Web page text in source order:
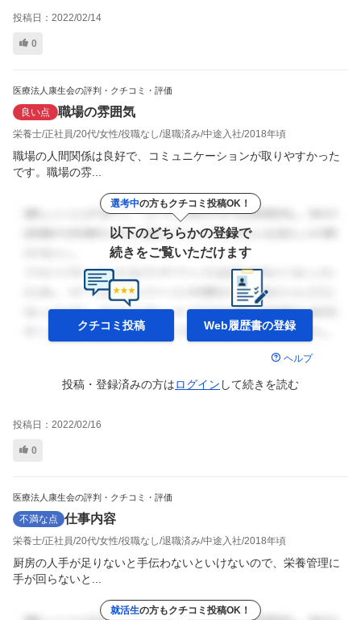
投稿日： 2022/02/14
0
医療法人康生会の評判・クチコミ・評価
良い点 職場の雰囲気
栄養士 正社員 20代 女性 役職なし 退職済み 中途入社 2018年頃
職場の人間関係は良好で、コミュニケーションが取りやすかった
です。職場の雰...
選考中の方もクチコミ投稿OK！
以下のどちらかの登録で
続きをご覧いただけます
クチコミ投稿 Web履歴書の登録
ヘルプ
投稿・登録済みの方はログイン して続きを読む
投稿日： 2022/02/16
0
医療法人康生会の評判・クチコミ・評価
不満な点 仕事内容
栄養士 正社員 20代 女性 役職なし 退職済み 中途入社 2018年頃
厨房の人手が足りないと手伝わないといけないので、栄養管理に
手が回らないと...
就活生の方もクチコミ投稿OK！